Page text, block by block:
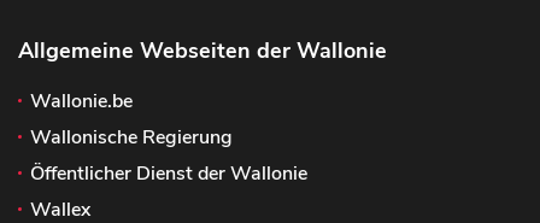
Allgemeine Webseiten der Wallonie
Wallonie.be
Wallonische Regierung
Öffentlicher Dienst der Wallonie
Wallex